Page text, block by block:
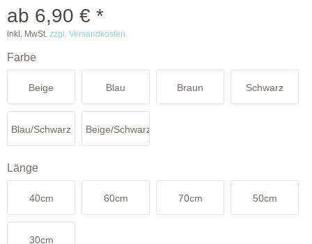
ab 6,90 € *
inkl. MwSt. zzgl. Versandkosten
Farbe
Beige Blau Braun Schwarz
Blau/Schwarz Beige/Schwarz
Länge
40cm 60cm 70cm 50cm
30cm